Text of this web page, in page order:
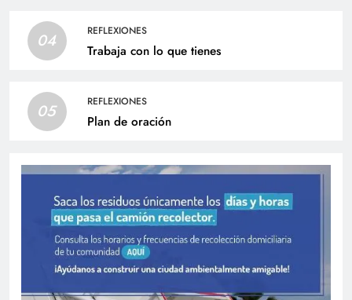
04 REFLEXIONES
Trabaja con lo que tienes
05 REFLEXIONES
Plan de oración